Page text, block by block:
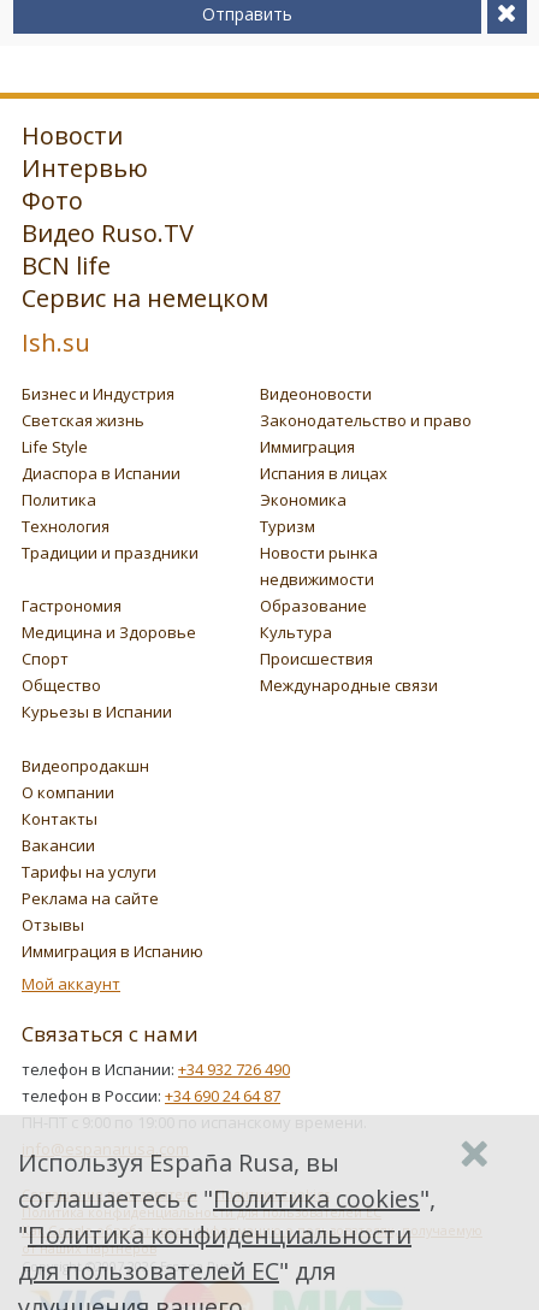
Отправить
Новости
Интервью
Фото
Видео Ruso.TV
BCN life
Сервис на немецком
Ish.su
Бизнес и Индустрия
Видеоновости
Светская жизнь
Законодательство и право
Life Style
Иммиграция
Диаспора в Испании
Испания в лицах
Политика
Экономика
Технология
Туризм
Традиции и праздники
Новости рынка
недвижимости
Гастрономия
Образование
Медицина и Здоровье
Культура
Спорт
Происшествия
Общество
Международные связи
Курьезы в Испании
Видеопродакшн
О компании
Контакты
Вакансии
Тарифы на услуги
Реклама на сайте
Отзывы
Иммиграция в Испанию
Мой аккаунт
Связаться с нами
телефон в Испании: +34 932 726 490
телефон в России: +34 690 24 64 87
info@espanarusa.com
Соглашение пользователя
Политика cookies
Политика конфиденциальности для пользователей ЕС
Как Google обрабатывает информацию о пользователях, получаемую
от наших партнеров
Copyright ©2007-2026 Espana Rusa
Используя España Rusa, вы
соглашаетесь с "Политика cookies",
"Политика конфиденциальности
для пользователей ЕС" для